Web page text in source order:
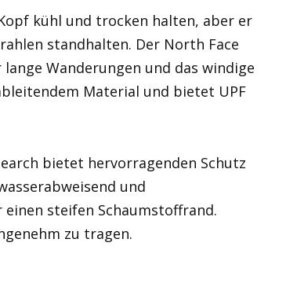
kühl und trocken halten, aber er
standhalten. Der North Face
Wanderungen und das windige
Material und bietet UPF
bietet hervorragenden Schutz
und
steifen Schaumstoffrand.
zu tragen.